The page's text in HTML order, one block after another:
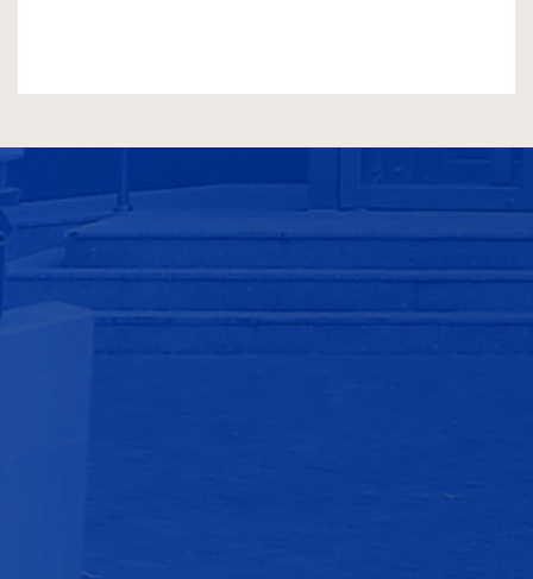
友情链接
北京师范大学 中华人民共和国科技部
中华人民共和国教育部
国家自然科学基金委员会